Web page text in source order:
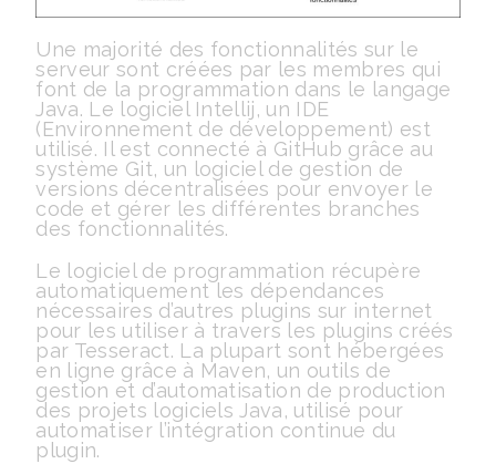
Une majorité des fonctionnalités sur le
serveur sont créées par les membres qui
font de la programmation dans le langage
Java. Le logiciel Intellij, un IDE
(Environnement de développement) est
utilisé. Il est connecté à GitHub grâce au
système Git, un logiciel de gestion de
versions décentralisées pour envoyer le
code et gérer les différentes branches
des fonctionnalités.
Le logiciel de programmation récupère
automatiquement les dépendances
nécessaires d’autres plugins sur internet
pour les utiliser à travers les plugins créés
par Tesseract. La plupart sont hébergées
en ligne grâce à Maven, un outils de
gestion et d’automatisation de production
des projets logiciels Java, utilisé pour
automatiser l’intégration continue du
plugin.